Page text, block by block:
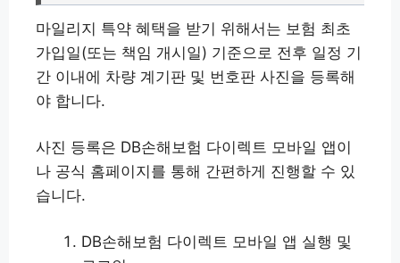
마일리지 특약 혜택을 받기 위해서는 보험 최초
가입일(또는 책임 개시일) 기준으로 전후 일정 기
간 이내에 차량 계기판 및 번호판 사진을 등록해
야 합니다.
사진 등록은 DB손해보험 다이렉트 모바일 앱이
나 공식 홈페이지를 통해 간편하게 진행할 수 있
습니다.
DB손해보험 다이렉트 모바일 앱 실행 및